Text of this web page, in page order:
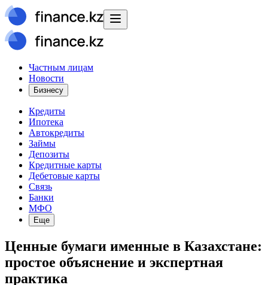
Частным лицам
Новости
Бизнесу
Кредиты
Ипотека
Автокредиты
Займы
Депозиты
Кредитные карты
Дебетовые карты
Связь
Банки
МФО
Еще
Ценные бумаги именные в Казахстане:
простое объяснение и экспертная
практика